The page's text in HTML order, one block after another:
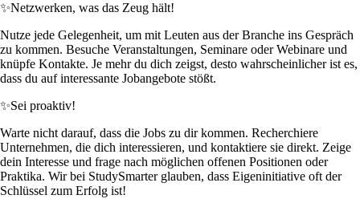
✨Netzwerken, was das Zeug hält!
Nutze jede Gelegenheit, um mit Leuten aus der Branche ins Gespräch
zu kommen. Besuche Veranstaltungen, Seminare oder Webinare und
knüpfe Kontakte. Je mehr du dich zeigst, desto wahrscheinlicher ist es,
dass du auf interessante Jobangebote stößt.
✨Sei proaktiv!
Warte nicht darauf, dass die Jobs zu dir kommen. Recherchiere
Unternehmen, die dich interessieren, und kontaktiere sie direkt. Zeige
dein Interesse und frage nach möglichen offenen Positionen oder
Praktika. Wir bei StudySmarter glauben, dass Eigeninitiative oft der
Schlüssel zum Erfolg ist!